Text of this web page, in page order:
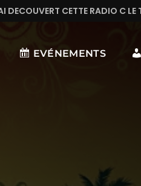
TOP,TRES TREES BONNE
EVÉNEMENTS